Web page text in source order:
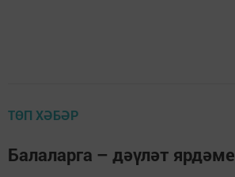
ТӨП ХӘБӘР
Балаларга – дәүләт ярдәме